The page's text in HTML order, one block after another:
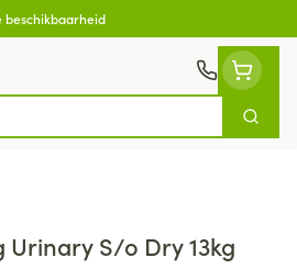
beschikbaarheid
Zoek
Urinary S/o Dry 13kg